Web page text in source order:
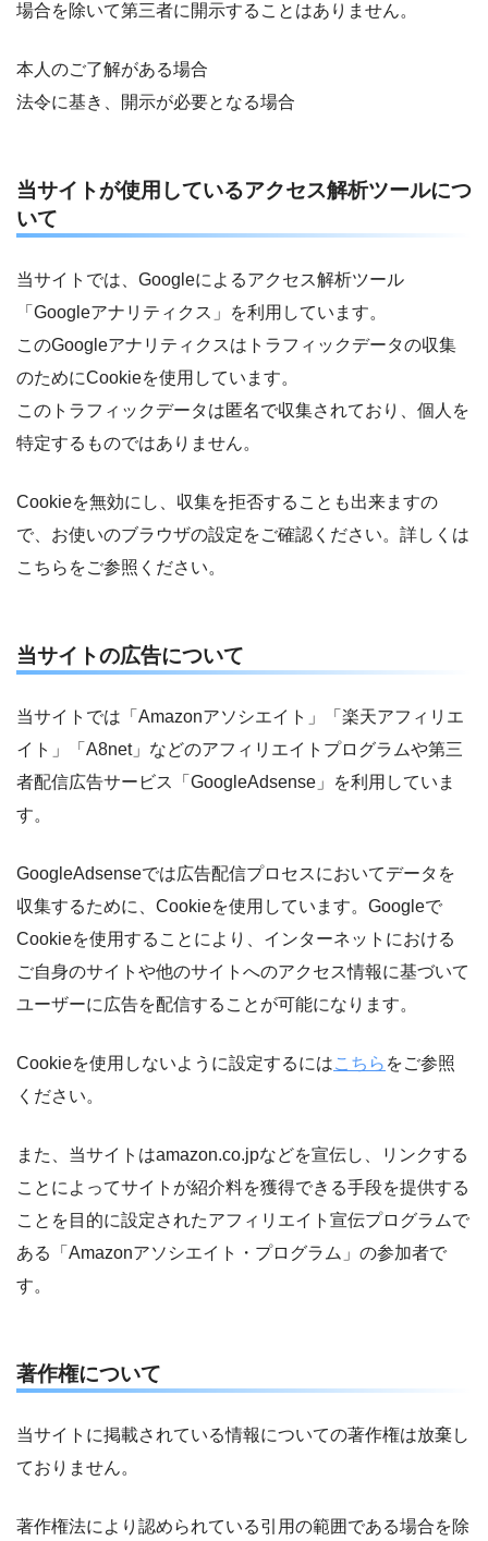
場合を除いて第三者に開示することはありません。
本人のご了解がある場合
法令に基き、開示が必要となる場合
当サイトが使用しているアクセス解析ツールにつ
いて
当サイトでは、Googleによるアクセス解析ツール
「Googleアナリティクス」を利用しています。
このGoogleアナリティクスはトラフィックデータの収集
のためにCookieを使用しています。
このトラフィックデータは匿名で収集されており、個人を
特定するものではありません。
Cookieを無効にし、収集を拒否することも出来ますの
で、お使いのブラウザの設定をご確認ください。詳しくは
こちらをご参照ください。
当サイトの広告について
当サイトでは「Amazonアソシエイト」「楽天アフィリエ
イト」「A8net」などのアフィリエイトプログラムや第三
者配信広告サービス「GoogleAdsense」を利用していま
す。
GoogleAdsenseでは広告配信プロセスにおいてデータを
収集するために、Cookieを使用しています。Googleで
Cookieを使用することにより、インターネットにおける
ご自身のサイトや他のサイトへのアクセス情報に基づいて
ユーザーに広告を配信することが可能になります。
Cookieを使用しないように設定するにはこちら をご参照
ください。
また、当サイトはamazon.co.jpなどを宣伝し、リンクする
ことによってサイトが紹介料を獲得できる手段を提供する
ことを目的に設定されたアフィリエイト宣伝プログラムで
ある「Amazonアソシエイト・プログラム」の参加者で
す。
著作権について
当サイトに掲載されている情報についての著作権は放棄し
ておりません。
著作権法により認められている引用の範囲である場合を除